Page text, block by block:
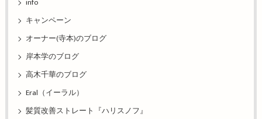
info
キャンペーン
オーナー(寺本)のブログ
岸本学のブログ
高木千華のブログ
Eral（イーラル）
髪質改善ストレート『ハリスノフ』